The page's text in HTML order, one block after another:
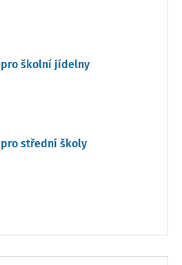
školní jídelny
střední školy